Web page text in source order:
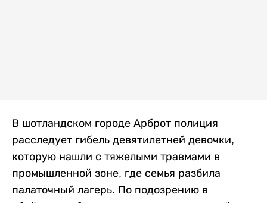
В шотландском городе Арброт полиция
расследует гибель девятилетней девочки,
которую нашли с тяжелыми травмами в
промышленной зоне, где семья разбила
палаточный лагерь. По подозрению в